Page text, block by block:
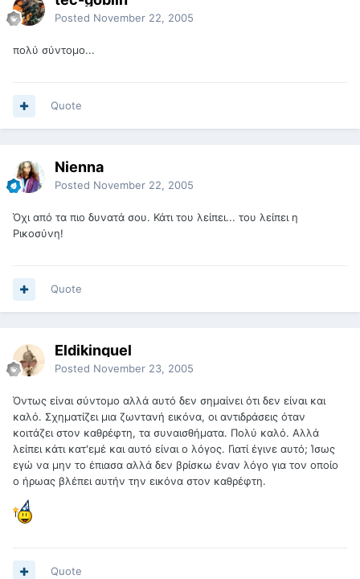
Posted November 22, 2005
πολύ σύντομο...
Quote
Nienna
Posted November 22, 2005
Όχι από τα πιο δυνατά σου. Κάτι του λείπει... του λείπει η
Ρικοσύνη!
Quote
Eldikinquel
Posted November 23, 2005
Όντως είναι σύντομο αλλά αυτό δεν σημαίνει ότι δεν είναι και
καλό. Σχηματίζει μια ζωντανή εικόνα, οι αντιδράσεις όταν
κοιτάζει στον καθρέφτη, τα συναισθήματα. Πολύ καλό. Αλλά
λείπει κάτι κατ'εμέ και αυτό είναι ο λόγος. Γιατί έγινε αυτό; Ίσως
εγώ να μην το έπιασα αλλά δεν βρίσκω έναν λόγο για τον οποίο
ο ήρωας βλέπει αυτήν την εικόνα στον καθρέφτη.
Quote